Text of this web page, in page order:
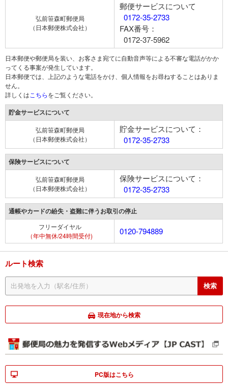
弘前笹森町郵便局
（日本郵便株式会社）
郵便サービスについて
0172-35-2733
FAX番号：
0172-37-5962
日本郵便や郵便局を装い、お客さま宛てに自動音声等による不審な電話がかか
ってくる事案が発生しています。
日本郵便では、上記のような電話をかけ、個人情報をお尋ねすることはありま
せん。
詳しくは こちらをご覧ください。
貯金サービスについて
弘前笹森町郵便局
（日本郵便株式会社）
貯金サービスについて：
0172-35-2733
保険サービスについて
弘前笹森町郵便局
（日本郵便株式会社）
保険サービスについて：
0172-35-2733
通帳やカードの紛失・盗難に伴うお取引の停止
フリーダイヤル
（年中無休/24時間受付)
0120-794889
ルート検索
現在地から検索
PC版はこちら